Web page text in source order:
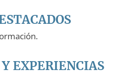
EXPERIENCIAS